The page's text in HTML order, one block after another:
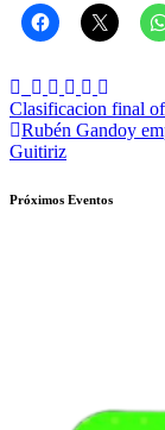
Navegación
de
Clasificacion final
Rubén Gandoy
Guitiriz
Próximos Eventos